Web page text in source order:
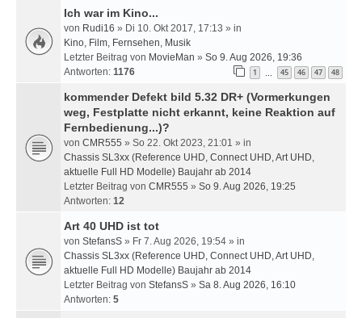
Ich war im Kino...
von Rudi16 » Di 10. Okt 2017, 17:13 » in
Kino, Film, Fernsehen, Musik
Letzter Beitrag von MovieMan » So 9. Aug 2026, 19:36
Antworten: 1176 1 45 46 47 48
kommender Defekt bild 5.32 DR+ (Vormerkungen
weg, Festplatte nicht erkannt, keine Reaktion auf
Fernbedienung...)?
von CMR555 » So 22. Okt 2023, 21:01 » in
Chassis SL3xx (Reference UHD, Connect UHD, Art UHD,
aktuelle Full HD Modelle) Baujahr ab 2014
Letzter Beitrag von CMR555 » So 9. Aug 2026, 19:25
Antworten: 12
Art 40 UHD ist tot
von StefansS » Fr 7. Aug 2026, 19:54 » in
Chassis SL3xx (Reference UHD, Connect UHD, Art UHD,
aktuelle Full HD Modelle) Baujahr ab 2014
Letzter Beitrag von StefansS » Sa 8. Aug 2026, 16:10
Antworten: 5